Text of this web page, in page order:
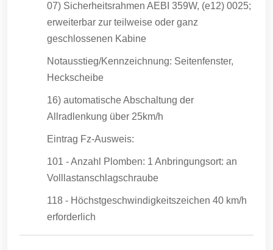
07) Sicherheitsrahmen AEBI 359W, (e12) 0025;
erweiterbar zur teilweise oder ganz
geschlossenen Kabine
Notausstieg/Kennzeichnung: Seitenfenster,
Heckscheibe
16) automatische Abschaltung der
Allradlenkung über 25km/h
Eintrag Fz-Ausweis:
101 - Anzahl Plomben: 1 Anbringungsort: an
Volllastanschlagschraube
118 - Höchstgeschwindigkeitszeichen 40 km/h
erforderlich